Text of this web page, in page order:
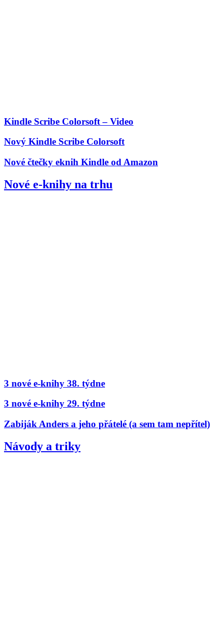
Kindle Scribe Colorsoft – Video
Nový Kindle Scribe Colorsoft
Nové čtečky eknih Kindle od Amazon
Nové e-knihy na trhu
3 nové e-knihy 38. týdne
3 nové e-knihy 29. týdne
Zabiják Anders a jeho přátelé (a sem tam nepřítel)
Návody a triky